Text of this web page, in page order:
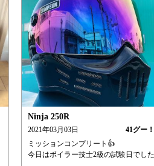
Ninja 250R
2021年03月03日 41グー！
ミッションコンプリート👍
今日はボイラー技士2級の試験日でした